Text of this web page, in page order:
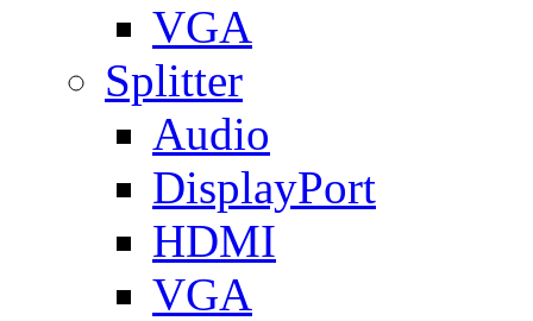
VGA
Splitter
Audio
DisplayPort
HDMI
VGA